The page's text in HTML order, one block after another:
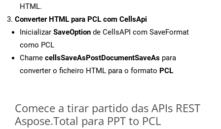
HTML.
Converter HTML para PCL com CellsApi
Inicializar SaveOption de CellsAPI com SaveFormat
como PCL
Chame cellsSaveAsPostDocumentSaveAs para
converter o ficheiro HTML para o formato PCL
Comece a tirar partido das APIs REST
Aspose.Total para PPT to PCL